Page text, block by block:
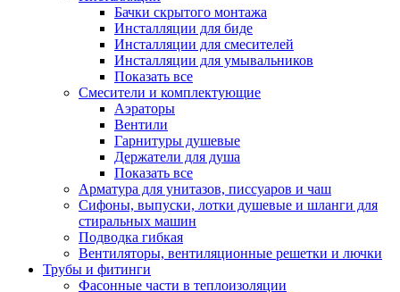
Бачки скрытого монтажа
Инсталляции для биде
Инсталляции для смесителей
Инсталляции для умывальников
Показать все
Смесители и комплектующие
Аэраторы
Вентили
Гарнитуры душевые
Держатели для душа
Показать все
Арматура для унитазов, писсуаров и чаш
Сифоны, выпуски, лотки душевые и шланги для
стиральных машин
Подводка гибкая
Вентиляторы, вентиляционные решетки и лючки
Трубы и фитинги
Фасонные части в теплоизоляции